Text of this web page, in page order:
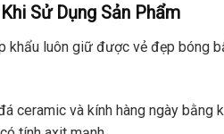
Sử Dụng Sản Phẩm
khẩu luôn giữ được vẻ đẹp bóng
ceramic và kính hàng ngày bằng